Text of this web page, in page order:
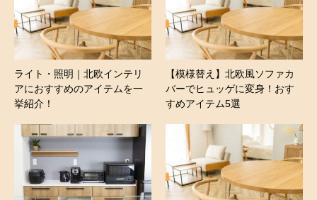
ライト・照明｜北欧インテリ
アにおすすめのアイテムを一
挙紹介！
【模様替え】北欧風ソファカ
バーでヒュッゲに変身！おす
すめアイテム5選